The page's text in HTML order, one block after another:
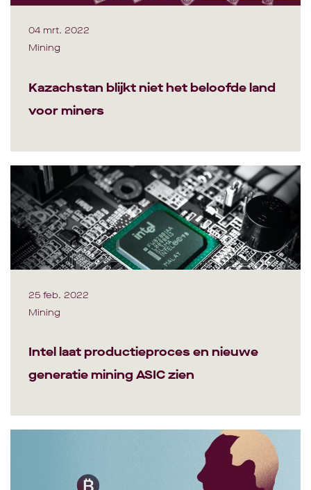
04 mrt. 2022
Mining
Kazachstan blijkt niet het beloofde land
voor miners
25 feb. 2022
Mining
Intel laat productieproces en nieuwe
generatie mining ASIC zien